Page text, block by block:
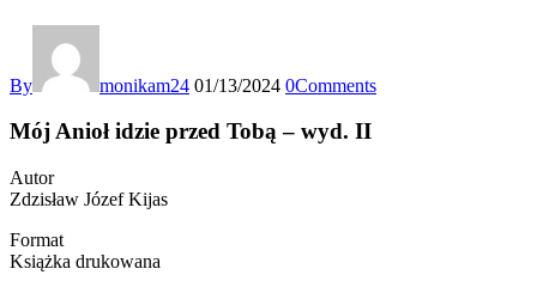
By monikam24 01/13/2024 0Comments
Mój Anioł idzie przed Tobą – wyd. II
Autor
Zdzisław Józef Kijas
Format
Książka drukowana